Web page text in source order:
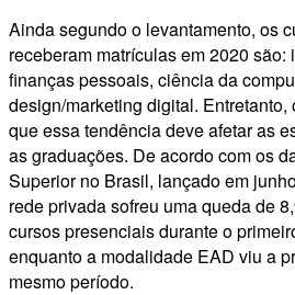
Ainda segundo o levantamento, os
receberam matrículas em 2020
finanças pessoais, ciência da
design/marketing digital.
que essa tendência deve afetar as
as graduações. De acordo com os
Superior no Brasil, lançado em
rede privada sofreu uma queda de
cursos presenciais durante o
enquanto a modalidade EAD viu a
mesmo período.